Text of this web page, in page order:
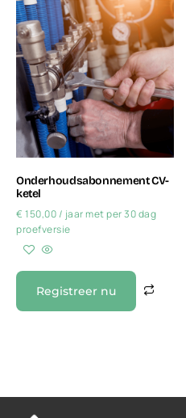
Onderhoudsabonnement CV-
ketel
€ 150,00 / jaar met per 30 dag
proefversie
Registreer nu